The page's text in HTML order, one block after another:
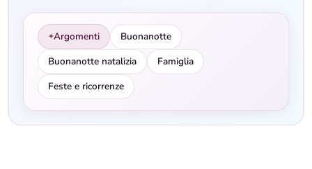
✦Argomenti
Buonanotte
Buonanotte natalizia
Famiglia
Feste e ricorrenze